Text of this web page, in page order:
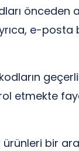
önceden
e-
etmekte
ürünleri bir